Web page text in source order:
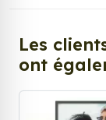
Les
ont